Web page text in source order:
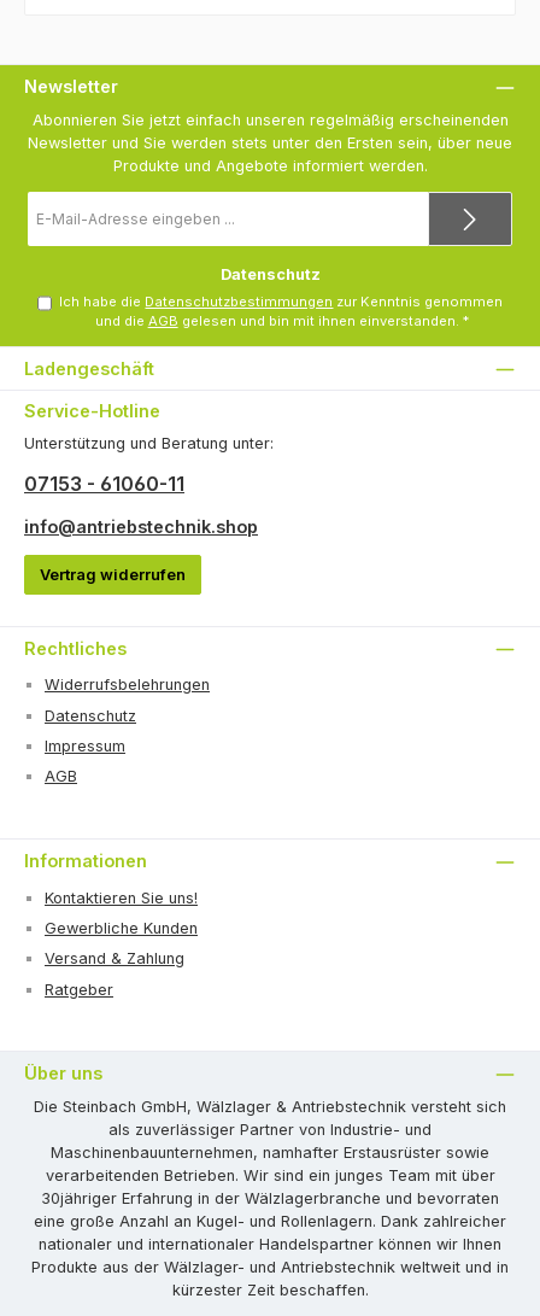
Newsletter
Abonnieren Sie jetzt einfach unseren regelmäßig erscheinenden
Newsletter und Sie werden stets unter den Ersten sein, über neue
Produkte und Angebote informiert werden.
Mail-
Adresse
Datenschutz
Ich habe die Datenschutzbestimmungen zur Kenntnis genommen
und die AGB gelesen und bin mit ihnen einverstanden. *
Ladengeschäft
Service-Hotline
Unterstützung und Beratung unter:
07153 - 61060-11
info@antriebstechnik.shop
Vertrag widerrufen
Rechtliches
Widerrufsbelehrungen
Datenschutz
Impressum
AGB
Informationen
Kontaktieren Sie uns!
Gewerbliche Kunden
Versand & Zahlung
Ratgeber
Über uns
Die Steinbach GmbH, Wälzlager & Antriebstechnik versteht sich
als zuverlässiger Partner von Industrie- und
Maschinenbauunternehmen, namhafter Erstausrüster sowie
verarbeitenden Betrieben. Wir sind ein junges Team mit über
30jähriger Erfahrung in der Wälzlagerbranche und bevorraten
eine große Anzahl an Kugel- und Rollenlagern. Dank zahlreicher
nationaler und internationaler Handelspartner können wir Ihnen
Produkte aus der Wälzlager- und Antriebstechnik weltweit und in
kürzester Zeit beschaffen.